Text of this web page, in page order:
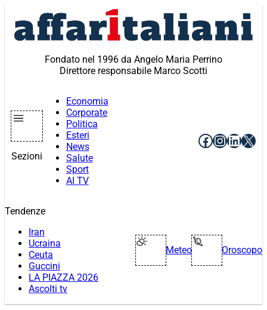
contenuto
Fondato nel 1996 da Angelo Maria Perrino
Direttore responsabile Marco Scotti
Sezioni
Economia
Corporate
Politica
Esteri
News
Salute
Sport
AI TV
Facebook
X
Tendenze
Iran
Ucraina
Ceuta
Guccini
LA PIAZZA 2026
Ascolti tv
Meteo Oroscopo